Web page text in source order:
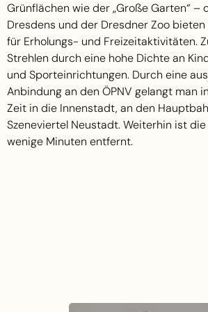
Grünflächen wie der „Große Garten“ –
Dresdens und der Dresdner Zoo
für Erholungs- und Freizeitaktivitäten.
Strehlen durch eine hohe Dichte an
und Sporteinrichtungen. Durch eine
Anbindung an den ÖPNV gelangt man
Zeit in die Innenstadt, an den
Szeneviertel Neustadt. Weiterhin ist die
wenige Minuten entfernt.